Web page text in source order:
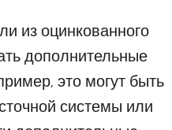
из оцинкованного
дополнительные
это могут быть
системы или